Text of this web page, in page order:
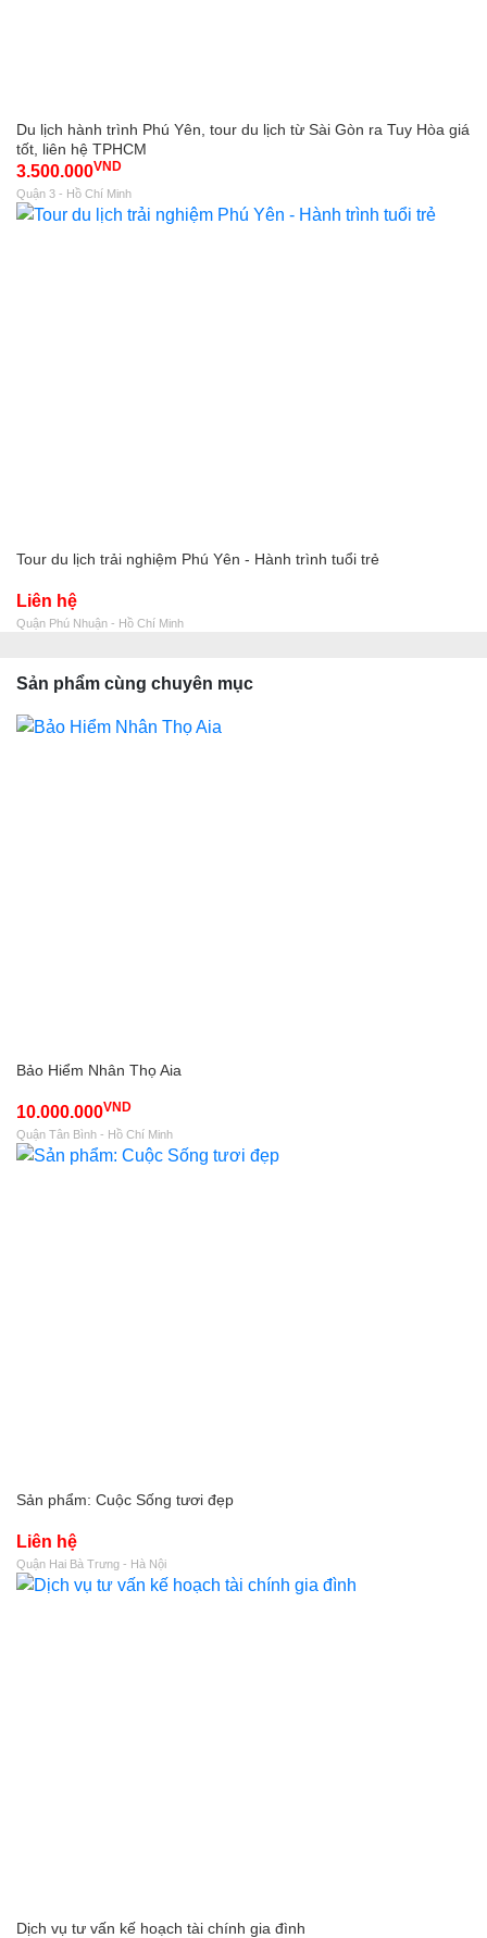
Du lịch hành trình Phú Yên, tour du lịch từ Sài Gòn ra Tuy Hòa giá
tốt, liên hệ TPHCM
3.500.000VND
Quận 3 - Hồ Chí Minh
Tour du lịch trải nghiệm Phú Yên - Hành trình tuổi trẻ
Liên hệ
Quận Phú Nhuận - Hồ Chí Minh
Sản phẩm cùng chuyên mục
Bảo Hiểm Nhân Thọ Aia
10.000.000VND
Quận Tân Bình - Hồ Chí Minh
Sản phẩm: Cuộc Sống tươi đẹp
Liên hệ
Quận Hai Bà Trưng - Hà Nội
Dịch vụ tư vấn kế hoạch tài chính gia đình